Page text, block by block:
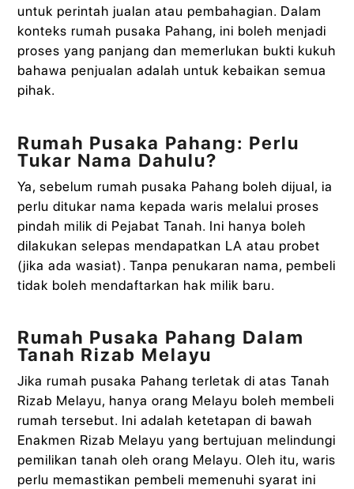
untuk perintah jualan atau pembahagian. Dalam
konteks rumah pusaka Pahang, ini boleh menjadi
proses yang panjang dan memerlukan bukti kukuh
bahawa penjualan adalah untuk kebaikan semua
pihak.
Rumah Pusaka Pahang: Perlu
Tukar Nama Dahulu?
Ya, sebelum rumah pusaka Pahang boleh dijual, ia
perlu ditukar nama kepada waris melalui proses
pindah milik di Pejabat Tanah. Ini hanya boleh
dilakukan selepas mendapatkan LA atau probet
(jika ada wasiat). Tanpa penukaran nama, pembeli
tidak boleh mendaftarkan hak milik baru.
Rumah Pusaka Pahang Dalam
Tanah Rizab Melayu
Jika rumah pusaka Pahang terletak di atas Tanah
Rizab Melayu, hanya orang Melayu boleh membeli
rumah tersebut. Ini adalah ketetapan di bawah
Enakmen Rizab Melayu yang bertujuan melindungi
pemilikan tanah oleh orang Melayu. Oleh itu, waris
perlu memastikan pembeli memenuhi syarat ini